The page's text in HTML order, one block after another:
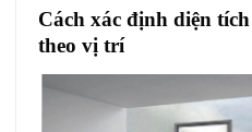
Cách xác định diện
theo vị trí